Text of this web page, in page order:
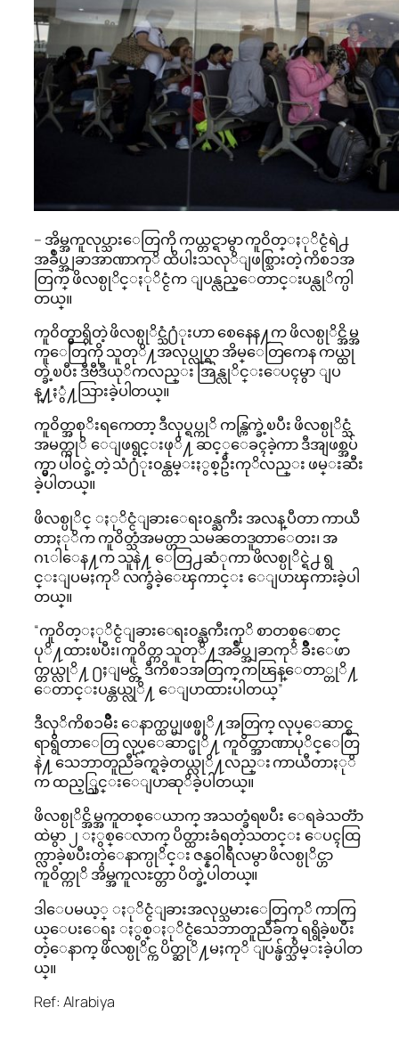
– အိမ္အကူလုပ္သားေတြကို ကယ္တင္ရာမွာ ကူ၀ိတ္ႏုိင္ငံရဲ႕
အခ်ဳပ္အျခာအာဏာကုိ ထိပါးသလုိျဖစ္သြားတဲ့ ကိစၥအ
တြက္ ဖိလစ္ပုိင္ႏုိင္ငံက ျပန္လည္ေတာင္းပန္လုိက္ပါ
တယ္။
ကူ၀ိတ္မွာရွိတဲ့ ဖိလစ္ပုိင္သံ႐ံုးဟာ စေနေန႔က ဖိလစ္ပုိင္အိမ္အ
ကူေတြကို သူတုိ႔အလုပ္လုပ္ရာ အိမ္ေတြကေန ကယ္ထု
တ္ခဲ့ၿပီး ဒီဗီဒီယုိကလည္း အြန္လုိင္းေပၚမွာ ျပ
န္႔ႏွံ႔သြားခဲ့ပါတယ္။
ကူ၀ိတ္အစုိးရကေတာ့ ဒီလုပ္ရပ္ကုိ ကန္ကြက္ခဲ့ၿပီး ဖိလစ္ပုိင္သံ
အမတ္ကုိ ေျဖရွင္းဖုိ႔ ဆင့္ေခၚခဲ့ကာ ဒီအျဖစ္အပ်
က္မွာ ပါ၀င္ခဲ့တဲ့ သံ႐ံုး၀န္ထမ္းႏွစ္ဦးကုိလည္း ဖမ္းဆီး
ခဲ့ပါတယ္။
ဖိလစ္ပုိင္ ႏုိင္ငံျခားေရး၀န္ႀကီး အလန္ ပီတာ ကာယီ
တာႏုိက ကူ၀ိတ္သံအမတ္ဟာ သမၼတဒူတာေတး၊ အ
ဂၤါေန႔က သူနဲ႔ ေတြ႕ဆံုကာ ဖိလစ္ပုိင္ရဲ႕ ရွ
င္းျပမႈကုိ လက္ခံခဲ့ေၾကာင္း ေျပာၾကားခဲ့ပါ
တယ္။
“ကူ၀ိတ္ႏုိင္ငံျခားေရး၀န္ႀကီးကုိ စာတစ္ေစာင္
ပုိ႔ထားၿပီး၊ ကူ၀ိတ္က သူတုိ႔အခ်ဳပ္အျခာကုိ ခ်ိဳးေဖာ
က္တယ္လုိ႔ ႐ႈျမင္တဲ့ ဒီကိစၥအတြက္ ကၽြန္ေတာ္တုိ႔
ေတာင္းပန္တယ္လုိ႔ ေျပာထားပါတယ္”
ဒီလုိကိစၥမ်ိဳး ေနာက္ထပ္မျဖစ္ဖုိ႔အတြက္ လုပ္ေဆာင္စ
ရာရွိတာေတြ လုပ္ေဆာင္ဖုိ႔ ကူ၀ိတ္အာဏာပုိင္ေတြ
နဲ႔ သေဘာတူညီခ်က္ရခဲ့တယ္လုိ႔လည္း ကာယီတာႏုိ
က ထည့္သြင္းေျပာဆုိခဲ့ပါတယ္။
ဖိလစ္ပုိင္အိမ္အကူတစ္ေယာက္ အသတ္ခံရၿပီး ေရခဲသတၱာ
ထဲမွာ ၂ ႏွစ္ေလာက္ ပိတ္ထားခံရတဲ့သတင္း ေပၚထြ
က္လာခဲ့ၿပီးတဲ့ေနာက္ပုိင္း ဇန္န၀ါရီလမွာ ဖိလစ္ပုိင္ဟာ
ကူ၀ိတ္ကုိ အိမ္အကူလႊတ္တာ ပိတ္ခဲ့ပါတယ္။
ဒါေပမယ့္ ႏုိင္ငံျခားအလုပ္သမားေတြကုိ ကာကြ
ယ္ေပးေရး ႏွစ္ႏုိင္ငံသေဘာတူညီခ်က္ ရရွိခဲ့ၿပီး
တဲ့ေနာက္ ဖိလစ္ပုိင္က ပိတ္ဆုိ႔မႈကုိ ျပန္ဖ်က္သိမ္းခဲ့ပါတ
ယ္။
Ref: Alrabiya